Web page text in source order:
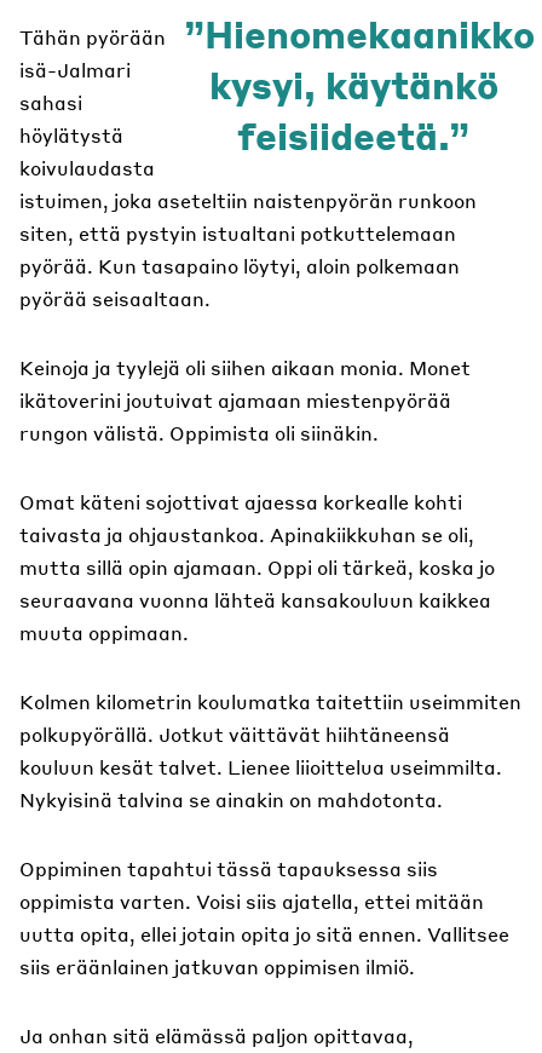
Hienomekaanikko
kysyi, käytänkö
feisiideetä.
Tähän pyörään
isä-Jalmari
sahasi
höylätystä
koivulaudasta
istuimen, joka aseteltiin naistenpyörän runkoon
siten, että pystyin istualtani potkuttelemaan
pyörää. Kun tasapaino löytyi, aloin polkemaan
pyörää seisaaltaan.
Keinoja ja tyylejä oli siihen aikaan monia. Monet
ikätoverini joutuivat ajamaan miestenpyörää
rungon välistä. Oppimista oli siinäkin.
Omat käteni sojottivat ajaessa korkealle kohti
taivasta ja ohjaustankoa. Apinakiikkuhan se oli,
mutta sillä opin ajamaan. Oppi oli tärkeä, koska jo
seuraavana vuonna lähteä kansakouluun kaikkea
muuta oppimaan.
Kolmen kilometrin koulumatka taitettiin useimmiten
polkupyörällä. Jotkut väittävät hiihtäneensä
kouluun kesät talvet. Lienee liioittelua useimmilta.
Nykyisinä talvina se ainakin on mahdotonta.
Oppiminen tapahtui tässä tapauksessa siis
oppimista varten. Voisi siis ajatella, ettei mitään
uutta opita, ellei jotain opita jo sitä ennen. Vallitsee
siis eräänlainen jatkuvan oppimisen ilmiö.
Ja onhan sitä elämässä paljon opittavaa,